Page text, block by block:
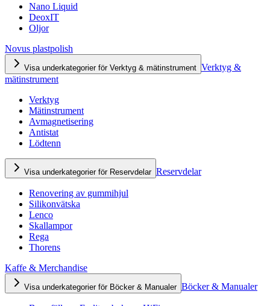
Nano Liquid
DeoxIT
Oljor
Novus plastpolish
Visa underkategorier för Verktyg & mätinstrument Verktyg &
mätinstrument
Verktyg
Mätinstrument
Avmagnetisering
Antistat
Lödtenn
Visa underkategorier för Reservdelar Reservdelar
Renovering av gummihjul
Silikonvätska
Lenco
Skallampor
Rega
Thorens
Kaffe & Merchandise
Visa underkategorier för Böcker & Manualer Böcker & Manualer